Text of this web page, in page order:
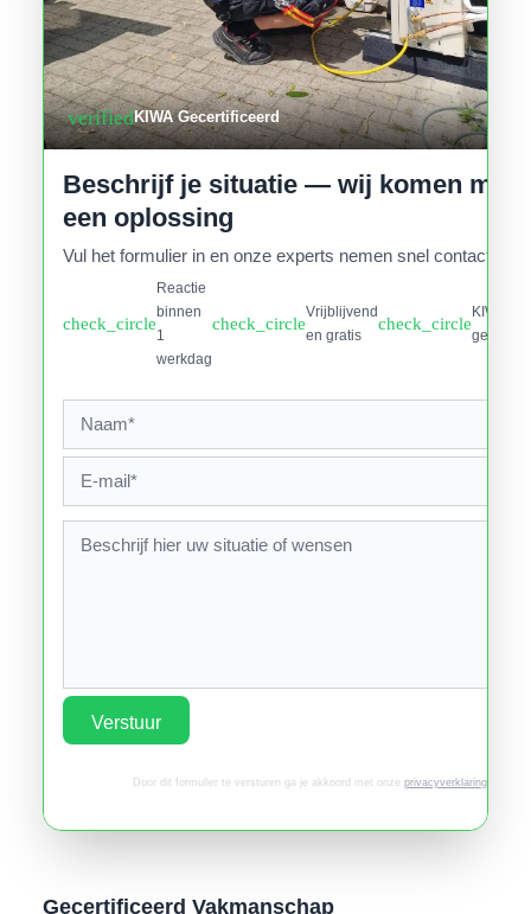
verifiedKIWA Gecertificeerd
Beschrijf je situatie — wij komen met
een oplossing
Vul het formulier in en onze experts nemen snel contact op.
check_circle
Reactie
binnen
1
werkdag
check_circle
Vrijblijvend
en gratis
check_circle
KIWA
Verstuur
Door dit formulier te versturen ga je akkoord met onze privacyverklaring.
Gecertificeerd Vakmanschap